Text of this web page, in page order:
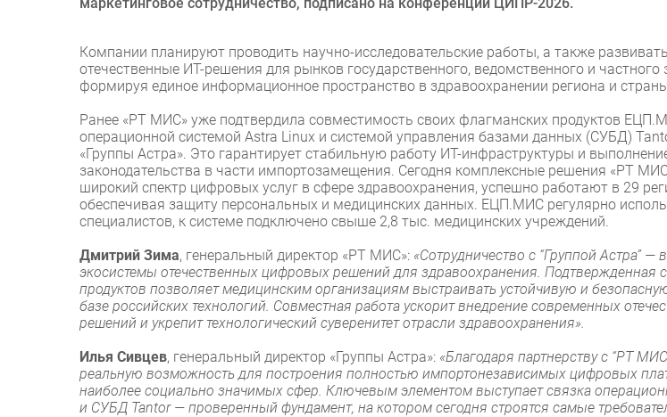
Компании планируют проводить научно-исследовательские работы, а также
отечественные ИТ-решения для рынков государственного, ведомственного и частного
формируя единое информационное пространство в здравоохранении региона и
Ранее «РТ МИС» уже подтвердила совместимость своих флагманских продуктов
операционной системой Astra Linux и системой управления базами данных (СУБД)
«Группы Астра». Это гарантирует стабильную работу ИТ-инфраструктуры и
законодательства в части импортозамещения. Сегодня комплексные решения «РТ
широкий спектр цифровых услуг в сфере здравоохранения, успешно работают в 29
обеспечивая защиту персональных и медицинских данных. ЕЦП.МИС регулярно
специалистов, к системе подключено свыше 2,8 тыс. медицинских учреждений.
Дмитрий Зима, генеральный директор «РТ МИС»: «Сотрудничество с “Группой Астра”
экосистемы отечественных цифровых решений для здравоохранения. Подтвержденная
продуктов позволяет медицинским организациям выстраивать устойчивую и
базе российских технологий. Совместная работа ускорит внедрение современных
решений и укрепит технологический суверенитет отрасли здравоохранения».
Илья Сивцев, генеральный директор «Группы Астра»: «Благодаря партнерству с “РТ
реальную возможность для построения полностью импортонезависимых цифровых
наиболее социально значимых сфер. Ключевым элементом выступает связка
и СУБД Tantor — проверенный фундамент, на котором сегодня строятся самые